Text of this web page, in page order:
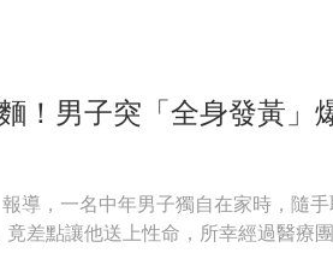
！男子突「全身發黃
導，一名中年男子獨自在家時，隨
差點讓他送上性命，所幸經過醫療